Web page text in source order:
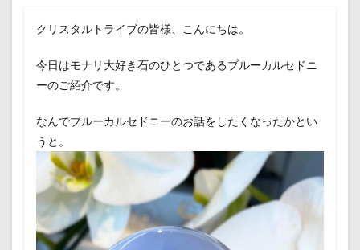
クリスタルトライブの皆様、こんにちは。
今日はモナリ大好き石のひとつであるブルーカルセドニ
ーのご紹介です。
なんでブルーカルセドニーのお話をしたくなったかとい
うと。